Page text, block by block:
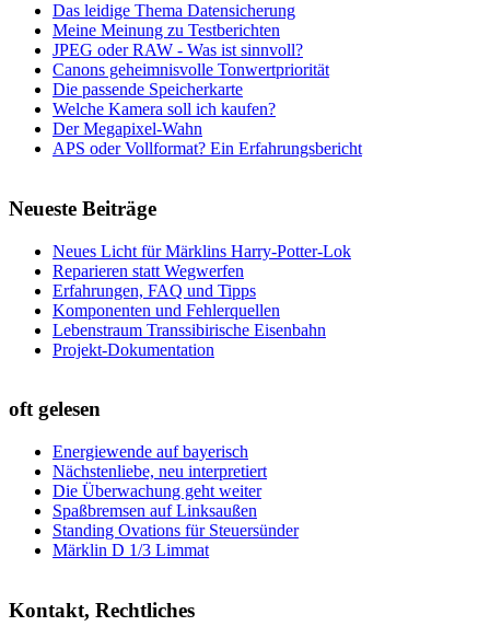
Das leidige Thema Datensicherung
Meine Meinung zu Testberichten
JPEG oder RAW - Was ist sinnvoll?
Canons geheimnisvolle Tonwertpriorität
Die passende Speicherkarte
Welche Kamera soll ich kaufen?
Der Megapixel-Wahn
APS oder Vollformat? Ein Erfahrungsbericht
Neueste Beiträge
Neues Licht für Märklins Harry-Potter-Lok
Reparieren statt Wegwerfen
Erfahrungen, FAQ und Tipps
Komponenten und Fehlerquellen
Lebenstraum Transsibirische Eisenbahn
Projekt-Dokumentation
oft gelesen
Energiewende auf bayerisch
Nächstenliebe, neu interpretiert
Die Überwachung geht weiter
Spaßbremsen auf Linksaußen
Standing Ovations für Steuersünder
Märklin D 1/3 Limmat
Kontakt, Rechtliches